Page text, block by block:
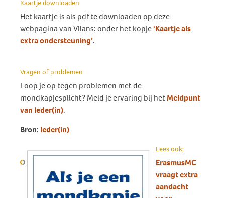
Kaartje downloaden
Het kaartje is als pdf te downloaden op deze
webpagina van Vilans: onder het kopje‘Kaartje als
extra ondersteuning’.
Vragen of problemen
Loop je op tegen problemen met de
mondkapjesplicht? Meld je ervaring bij hetMeldpunt
van Ieder(in).
Bron: Ieder(in)
Lees ook:
ErasmusMC
vraagt extra
aandacht